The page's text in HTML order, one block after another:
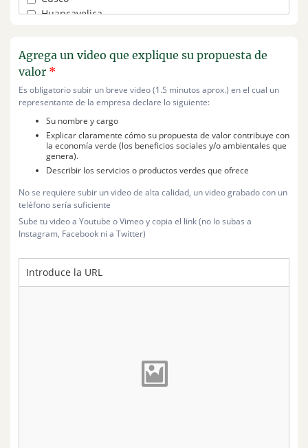
Limpieza
Pesca y acuicultura
Publicidad y marketing
Reciclaje
Regalos
Salud y bienestar
Saneamiento
Sin rubro
Tecnología para el hogar
Tecnología para empresas
Transporte y logística
Turismo
Huancavelica
Junín
La Libertad
Lambayeque
Lima Metropolitana
Lima Provincias
Loreto
Madre de Dios
Moquegua
Perú
Piura
Puno
San Martín
Tacna
Tumbes
Ucayali
Agrega un video que explique su propuesta de
valor *
Es obligatorio subir un breve video (1.5 minutos aprox.) en el cual un
representante de la empresa declare lo siguiente:
Su nombre y cargo
Explicar claramente cómo su propuesta de valor contribuye con
la economía verde (los beneficios sociales y/o ambientales que
genera).
Describir los servicios o productos verdes que ofrece
No se requiere subir un video de alta calidad, un video grabado con un
teléfono sería suficiente
Sube tu video a Youtube o Vimeo y copia el link (no lo subas a
Instagram, Facebook ni a Twitter)